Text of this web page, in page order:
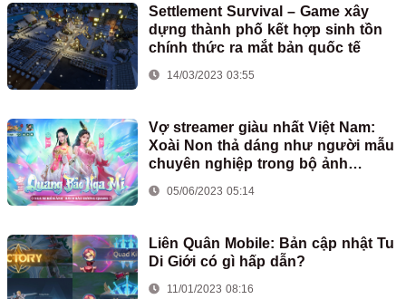
Settlement Survival – Game xây
dựng thành phố kết hợp sinh tồn
chính thức ra mắt bản quốc tế
14/03/2023 03:55
Vợ streamer giàu nhất Việt Nam:
Xoài Non thả dáng như người mẫu
chuyên nghiệp trong bộ ảnh
cosplay Nga Mi của game Kiếm Thế
Origin
05/06/2023 05:14
Liên Quân Mobile: Bản cập nhật Tu
Di Giới có gì hấp dẫn?
11/01/2023 08:16